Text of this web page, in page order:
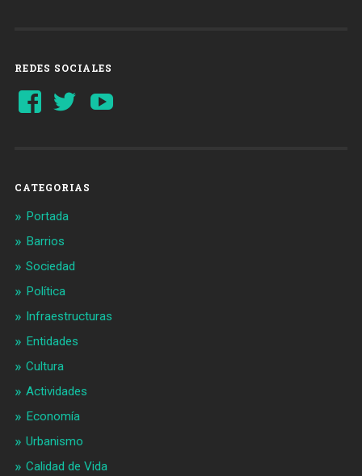
REDES SOCIALES
Ver
perfil
Ver
perfil
CATEGORIAS
Portada
Barrios
Sociedad
Política
Infraestructuras
Entidades
Cultura
Actividades
Economía
Urbanismo
Calidad de Vida